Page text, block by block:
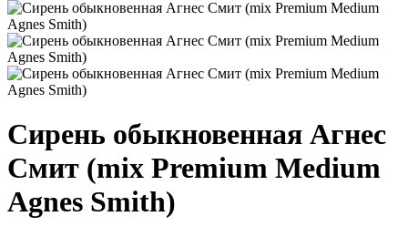
Сирень обыкновенная Агнес
Смит (mix Premium Medium
Agnes Smith)